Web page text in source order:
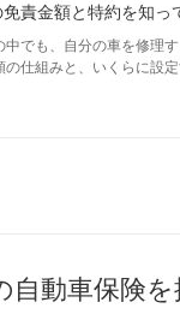
責金額と特約を知っ
中でも、自分の車を修理
の仕組みと、いくらに設
自動車保険を